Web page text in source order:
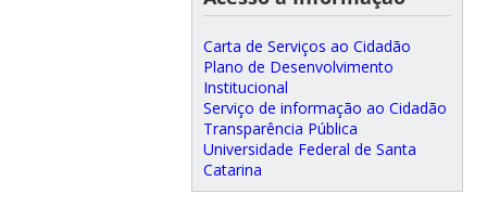
Carta de Serviços ao Cidadão
Plano de Desenvolvimento
Institucional
Serviço de informação ao Cidadão
Transparência Pública
Universidade Federal de Santa
Catarina